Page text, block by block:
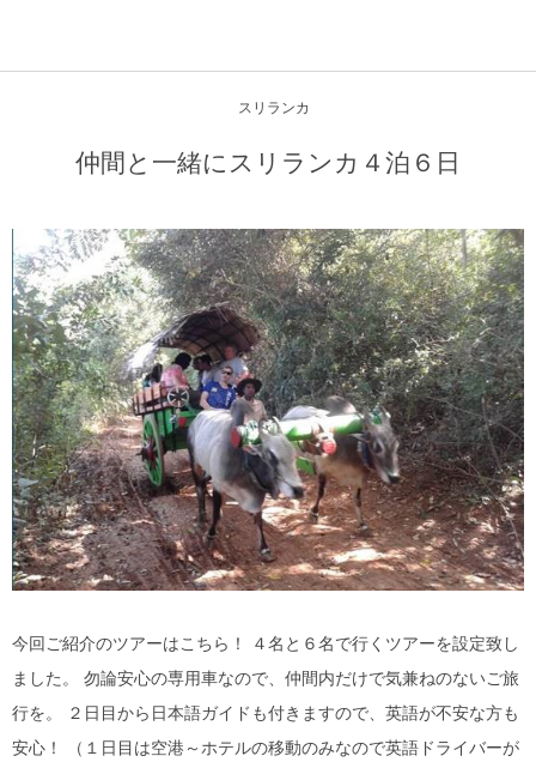
スリランカ
仲間と一緒にスリランカ４泊６日
今回ご紹介のツアーはこちら！ ４名と６名で行くツアーを設定致し
ました。 勿論安心の専用車なので、仲間内だけで気兼ねのないご旅
行を。 ２日目から日本語ガイドも付きますので、英語が不安な方も
安心！ （１日目は空港～ホテルの移動のみなので英語ドライバーが